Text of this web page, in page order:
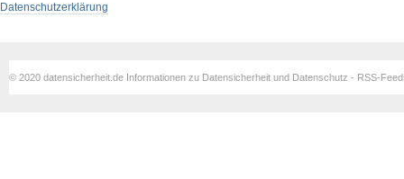
Datenschutzerklärung
© 2020 datensicherheit.de Informationen zu Datensicherheit und Datenschutz - RSS-